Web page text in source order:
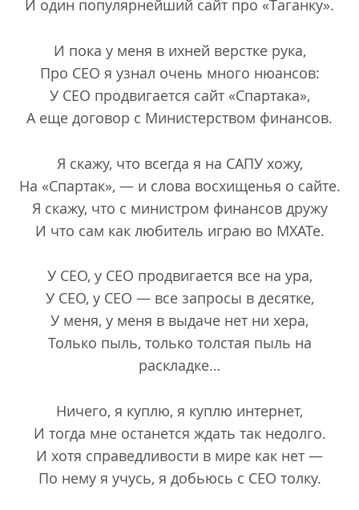
И один популярнейший сайт про «Таганку».
И пока у меня в ихней верстке рука,
Про СЕО я узнал очень много нюансов:
У СЕО продвигается сайт «Спартака»,
А еще договор с Министерством финансов.
Я скажу, что всегда я на САПУ хожу,
На «Спартак», — и слова восхищенья о сайте.
Я скажу, что с министром финансов дружу
И что сам как любитель играю во МХАТе.
У СЕО, у СЕО продвигается все на ура,
У СЕО, у СЕО — все запросы в десятке,
У меня, у меня в выдаче нет ни хера,
Только пыль, только толстая пыль на
раскладке…
Ничего, я куплю, я куплю интернет,
И тогда мне останется ждать так недолго.
И хотя справедливости в мире как нет —
По нему я учусь, я добьюсь с СЕО толку.